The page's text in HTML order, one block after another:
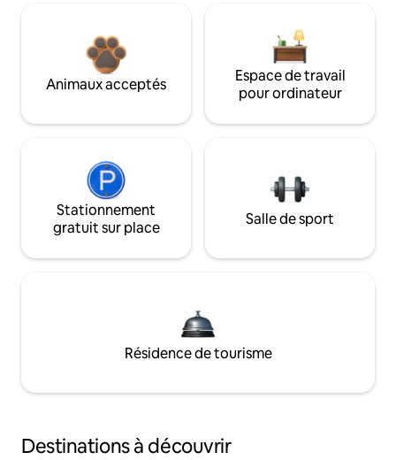
Animaux acceptés
Espace de travail
pour ordinateur
Stationnement
gratuit sur place
Salle de sport
Résidence de tourisme
Destinations à découvrir